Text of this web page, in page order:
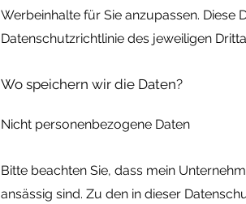
Werbeinhalte für Sie anzupassen.
Datenschutzrichtlinie des jeweiligen
Wo speichern wir die Daten?
Nicht personenbezogene Daten
Bitte beachten Sie, dass mein
ansässig sind. Zu den in dieser